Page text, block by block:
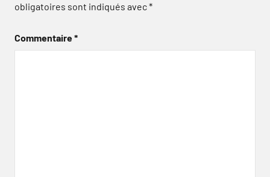
obligatoires sont indiqués avec*
Commentaire*